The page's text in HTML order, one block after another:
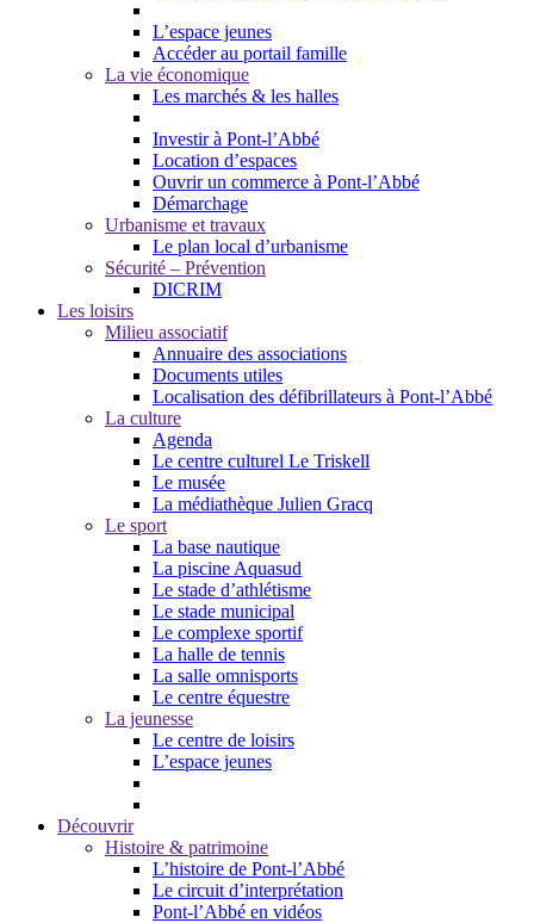
L’espace jeunes
Accéder au portail famille
La vie économique
Les marchés & les halles
Investir à Pont-l’Abbé
Location d’espaces
Ouvrir un commerce à Pont-l’Abbé
Démarchage
Urbanisme et travaux
Le plan local d’urbanisme
Sécurité – Prévention
DICRIM
Les loisirs
Milieu associatif
Annuaire des associations
Documents utiles
Localisation des défibrillateurs à Pont-l’Abbé
La culture
Agenda
Le centre culturel Le Triskell
Le musée
La médiathèque Julien Gracq
Le sport
La base nautique
La piscine Aquasud
Le stade d’athlétisme
Le stade municipal
Le complexe sportif
La halle de tennis
La salle omnisports
Le centre équestre
La jeunesse
Le centre de loisirs
L’espace jeunes
Découvrir
Histoire & patrimoine
L’histoire de Pont-l’Abbé
Le circuit d’interprétation
Pont-l’Abbé en vidéos